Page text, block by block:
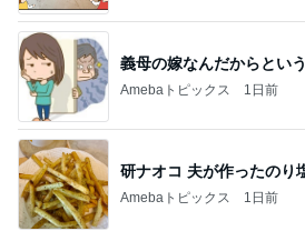
義母の嫁なんだからとい
Amebaトピックス 1日前
研ナオコ 夫が作ったのり
Amebaトピックス 1日前